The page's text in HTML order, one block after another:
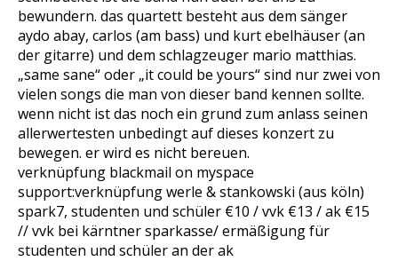
bewundern. das quartett besteht aus dem sänger
aydo abay, carlos (am bass) und kurt ebelhäuser (an
der gitarre) und dem schlagzeuger mario matthias.
„same sane“ oder „it could be yours“ sind nur zwei von
vielen songs die man von dieser band kennen sollte.
wenn nicht ist das noch ein grund zum anlass seinen
allerwertesten unbedingt auf dieses konzert zu
bewegen. er wird es nicht bereuen.
verknüpfung blackmail on myspace
support:verknüpfung werle & stankowski (aus köln)
spark7, studenten und schüler €10 / vvk €13 / ak €15
// vvk bei kärntner sparkasse/ ermäßigung für
studenten und schüler an der ak